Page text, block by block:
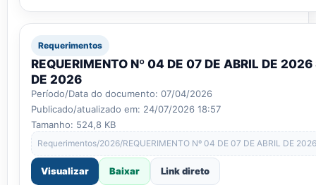
Requerimentos
REQUERIMENTO Nº 04 DE 07 DE ABRIL DE
DE 2026
Período/Data do documento: 07/04/2026
Publicado/atualizado em: 24/07/2026 18:57
Tamanho: 524,8 KB
Requerimentos/2026/REQUERIMENTO Nº 04 DE 07 DE ABRIL DE
Visualizar Baixar Link direto